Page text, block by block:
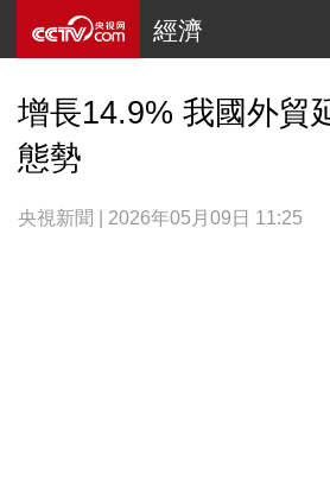
經濟
增長14.9% 我國外貿
態勢
央視新聞 | 2026年05月09日 11:25